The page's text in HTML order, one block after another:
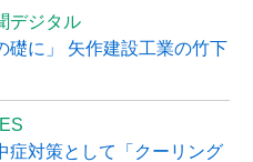
デジタル
礎に」 矢作建設工業の竹下
症対策として「クーリング